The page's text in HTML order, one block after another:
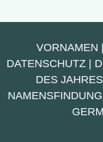
VORNAMEN |
DATENSCHUTZ |
DES JAHRES
NAMENSFINDUNG